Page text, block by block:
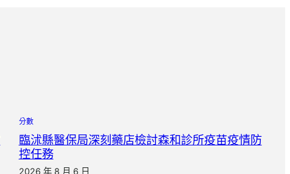
分數
臨沭縣醫保局深刻藥店檢討森和診所疫苗疫情防
控任務
2026 年 8 月 6 日